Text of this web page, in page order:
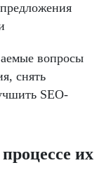
вопросы
снять
SEO-
их